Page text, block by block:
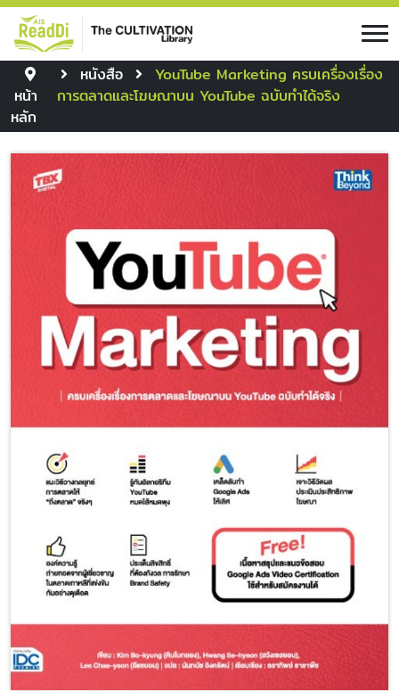
หน้า
หลัก
หนังสือ
YouTube Marketing ครบเครื่องเรื่อง
การตลาดและโฆษณาบน YouTube ฉบับทำได้จริง